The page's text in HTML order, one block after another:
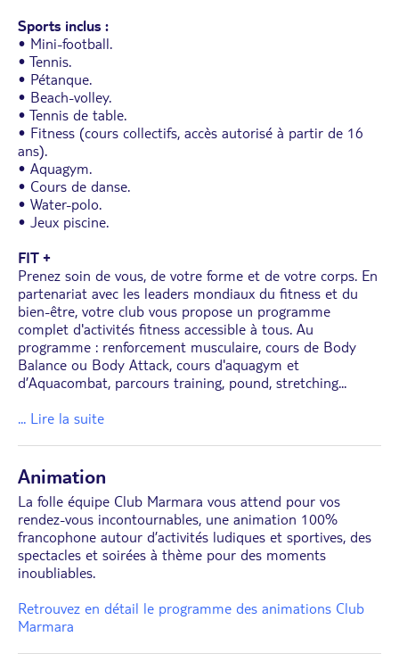
Sports inclus :
• Mini-football.
• Tennis.
• Pétanque.
• Beach-volley.
• Tennis de table.
• Fitness (cours collectifs, accès autorisé à partir de 16
ans).
• Aquagym.
• Cours de danse.
• Water-polo.
• Jeux piscine.
FIT +
Prenez soin de vous, de votre forme et de votre corps. En
partenariat avec les leaders mondiaux du fitness et du
bien-être, votre club vous propose un programme
complet d'activités fitness accessible à tous. Au
programme : renforcement musculaire, cours de Body
Balance ou Body Attack, cours d'aquagym et
d’Aquacombat, parcours training, pound, stretching...
... Lire la suite
Animation
La folle équipe Club Marmara vous attend pour vos
rendez-vous incontournables, une animation 100%
francophone autour d’activités ludiques et sportives, des
spectacles et soirées à thème pour des moments
inoubliables.
Retrouvez en détail le programme des animations Club
Marmara